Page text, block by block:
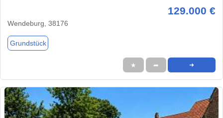
129.000 €
Wendeburg, 38176
Grundstück
★ ➦ ➜